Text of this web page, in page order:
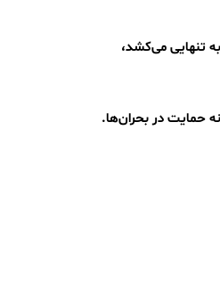
تنهایی می‌کشد،
حمایت در بحران‌ها.